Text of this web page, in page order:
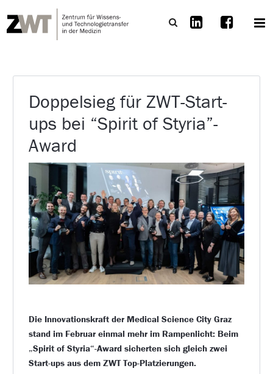
Doppelsieg für ZWT-Start-
ups bei “Spirit of Styria”-
Award
Die Innovationskraft der Medical Science City Graz
stand im Februar einmal mehr im Rampenlicht: Beim
„Spirit of Styria“-Award sicherten sich gleich zwei
Start-ups aus dem ZWT Top-Platzierungen.